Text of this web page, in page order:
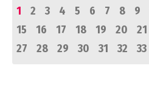
1
2 3 4 5 6 7 8 9
15
16 17 18 19 20 21
27
28 29 30 31 32 33